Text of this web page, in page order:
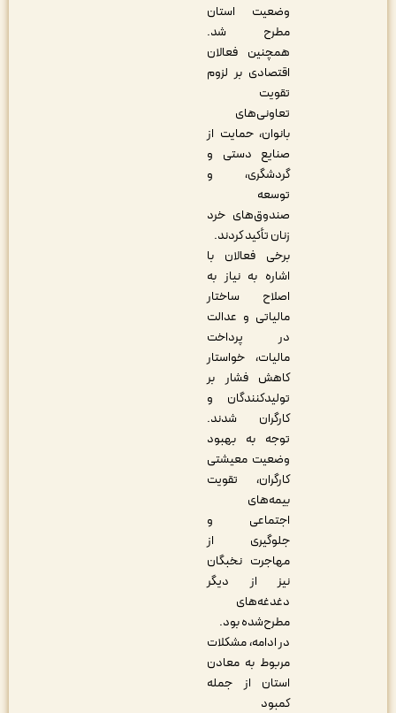
وضعیت استان
مطرح شد.
همچنین فعالان
اقتصادی بر لزوم
تعاونی‌های
بانوان، حمایت از
صنایع دستی و
گردشگری، و
صندوق‌های خرد
زنان تأکید کردند.
برخی فعالان با
اشاره به نیاز به
اصلاح ساختار
مالیاتی و عدالت
در پرداخت
مالیات، خواستار
کاهش فشار بر
تولیدکنندگان و
کارگران شدند.
توجه به بهبود
وضعیت معیشتی
کارگران، تقویت
بیمه‌های
اجتماعی و
جلوگیری از
مهاجرت نخبگان
نیز از دیگر
دغدغه‌های
مطرح‌شده بود.
در ادامه، مشکلات
مربوط به معادن
استان از جمله